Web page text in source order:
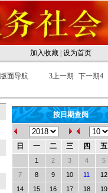
加入收藏 设为首页
版面导航 3上一期 下一期4
按日期查阅
日 一 二 三 四 五
1 2 3 4 5
7
8 9 10 11 12
14
15 16 17 18 19